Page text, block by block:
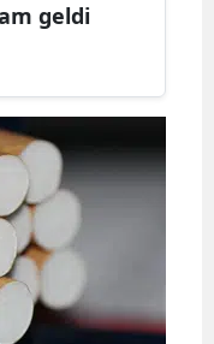
geldi